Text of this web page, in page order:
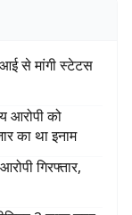
से मांगी स्टेटस
आरोपी को
का था इनाम
गिरफ्तार,